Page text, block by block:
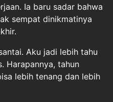
Ia baru sadar bahwa
sempat dinikmatinya
Aku jadi lebih tahu
Harapannya, tahun
lebih tenang dan lebih